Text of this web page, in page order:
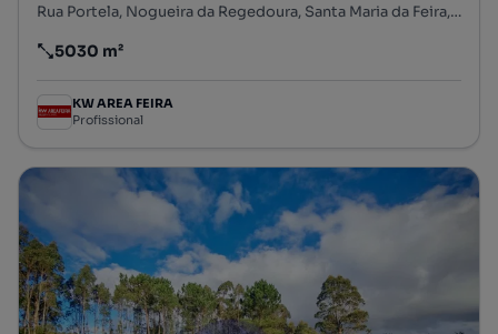
Rua Portela, Nogueira da Regedoura, Santa Maria da Feira, Aveiro
Preço por metro quadrado
5030 m²
KW AREA FEIRA
Profissional